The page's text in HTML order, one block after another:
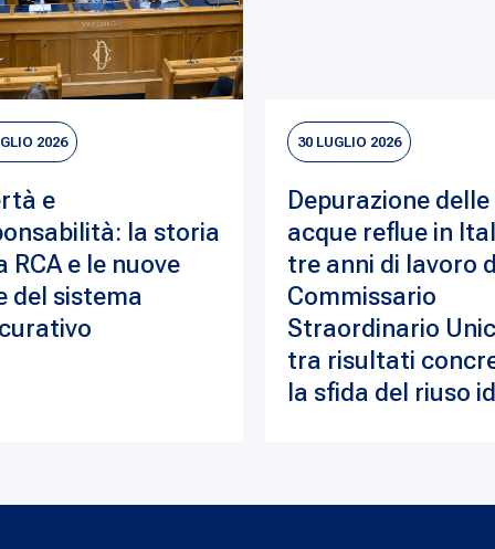
2026
e
la storia
RCA e le nuove
del sistema
30 LUGLIO 2026
Depurazione delle
acque reflue in
tre anni di lavoro
Commissario
Straordinario
tra risultati
la sfida del riuso